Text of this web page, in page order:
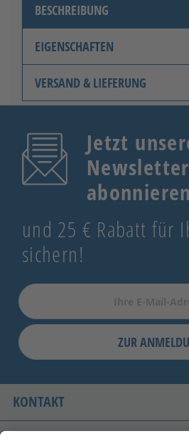
BESCHREIBUNG
EIGENSCHAFTEN
VERSAND & LIEFERUNG
Jetzt
Newsletter
abonnieren
und 25 € Rabatt für
sichern!
ZUR
KONTAKT